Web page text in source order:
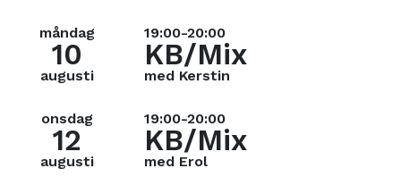
måndag
10
augusti
19:00-20:00
KB/Mix
med Kerstin
onsdag
12
augusti
19:00-20:00
KB/Mix
med Erol